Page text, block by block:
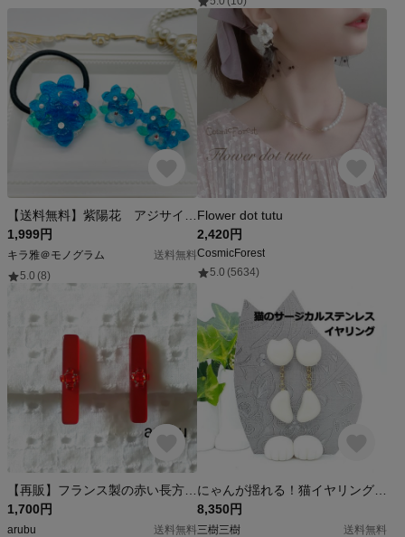
1,999円
キラ雅＠モノグラム
送料無料
5.0 (8)
Flower dot tutu
2,420円
CosmicForest
5.0 (5634)
1,700円
arubu
送料無料
8,350円
三樹三樹
送料無料